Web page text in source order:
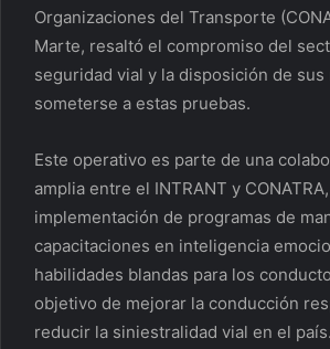
Organizaciones del Transporte
Marte, resaltó el compromiso del
seguridad vial y la disposición de sus
someterse a estas pruebas.
Este operativo es parte de una
amplia entre el INTRANT y
implementación de programas de
capacitaciones en inteligencia
habilidades blandas para los
objetivo de mejorar la conducción
reducir la siniestralidad vial en el país.